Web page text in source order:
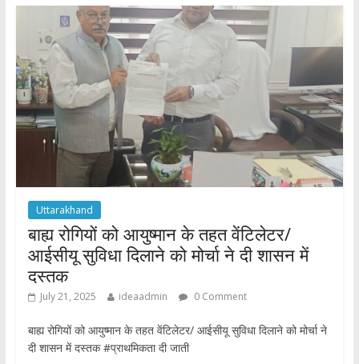
o
o
k
A
p
p
Uttarakhand
बाह्य रोगियों को आयुष्मान के तहत वेंटिलेटर/
आईसीयू सुविधा दिलाने को मोर्चा ने दी शासन में
दस्तक
July 21, 2025 ideaadmin 0 Comment
बाह्य रोगियों को आयुष्मान के तहत वेंटिलेटर/ आईसीयू सुविधा दिलाने को मोर्चा ने
दी शासन में दस्तक #प्राथमिकता दी जाती